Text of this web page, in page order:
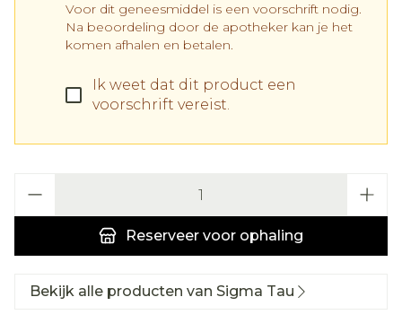
Voor dit geneesmiddel is een voorschrift nodig.
Na beoordeling door de apotheker kan je het
komen afhalen en betalen.
Ik weet dat dit product een
voorschrift vereist.
Reserveer voor ophaling
Bekijk alle producten van Sigma Tau